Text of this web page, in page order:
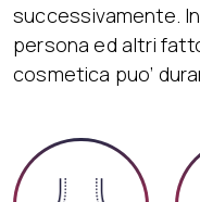
successivamente.
persona ed altri
cosmetica puo’